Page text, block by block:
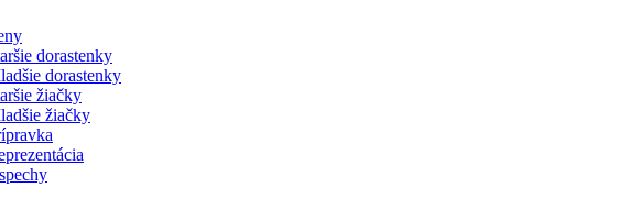
dorastenky
dorastenky
žiačky
žiačky